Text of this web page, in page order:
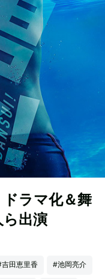
ラマ化＆舞
ら出演
田恵里香 #池岡亮介